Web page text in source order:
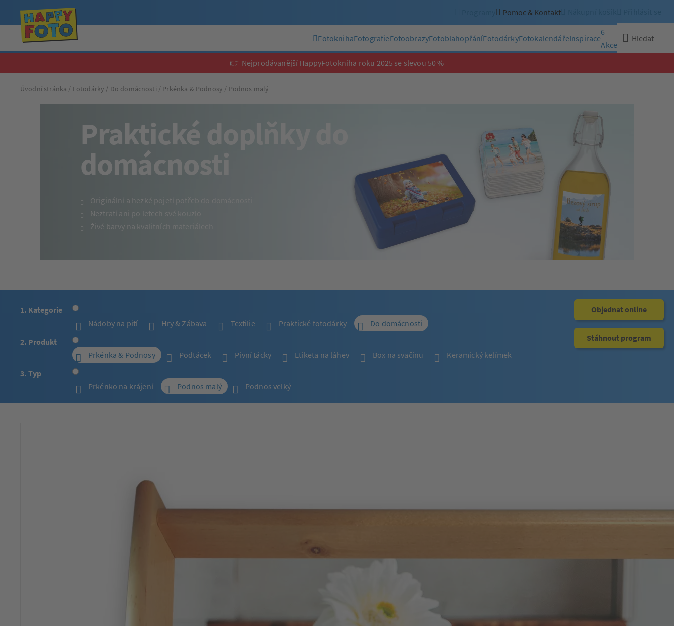
Pomoc & Kontakt
FotoknihaFotografieFotoobrazyFotoblahopřáníFotodárkyFotokalendářeInspirace
6
Akce
Hledat
👉 Nejprodávanější HappyFotokniha roku 2025 se slevou 50 %
Úvodní stránka Fotodárky Do domácnosti Prkénka & Podnosy Podnos malý
Praktické doplňky do
domácnosti
Originální a hezké pojetí potřeb do domácnosti
Neztratí ani po letech své kouzlo
Živé barvy na kvalitních materiálech
1. Kategorie
Nádoby na pití
Hry & Zábava Textilie Praktické fotodárky
Do domácnosti
2. Produkt
Prkénka & Podnosy
Podtácek Pivní tácky Etiketa na láhev Box na svačinu
Keramický kelímek
3. Typ
Prkénko na krájení
Podnos malý Podnos velký
Objednat online
Stáhnout program